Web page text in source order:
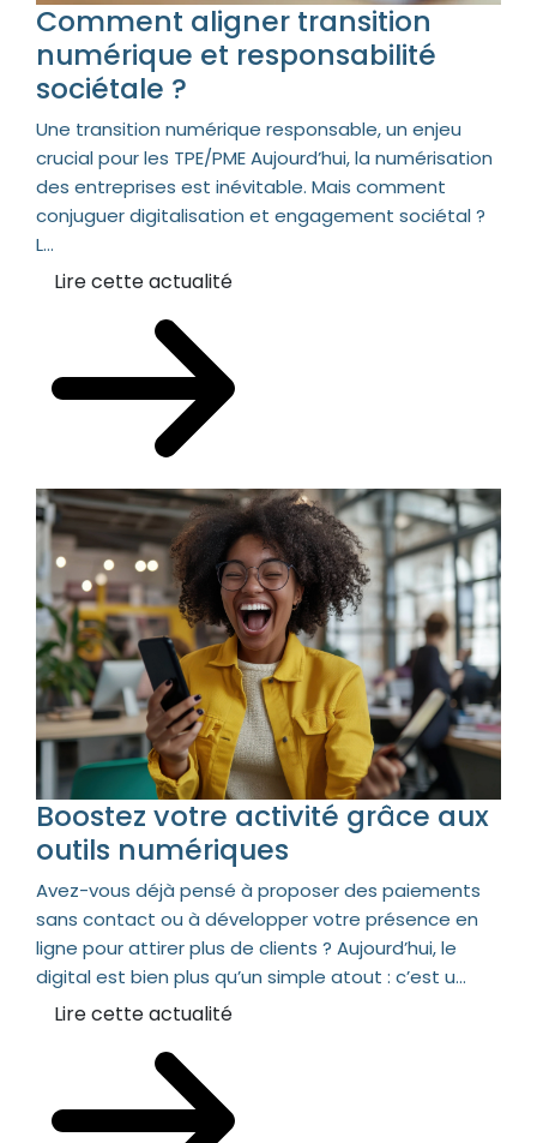
Comment aligner transition
numérique et responsabilité
sociétale ?
Une transition numérique responsable, un enjeu
crucial pour les TPE/PME Aujourd’hui, la numérisation
des entreprises est inévitable. Mais comment
conjuguer digitalisation et engagement sociétal ?
L...
Lire cette actualité
Boostez votre activité grâce aux
outils numériques
Avez-vous déjà pensé à proposer des paiements
sans contact ou à développer votre présence en
ligne pour attirer plus de clients ? Aujourd’hui, le
digital est bien plus qu’un simple atout : c’est u...
Lire cette actualité